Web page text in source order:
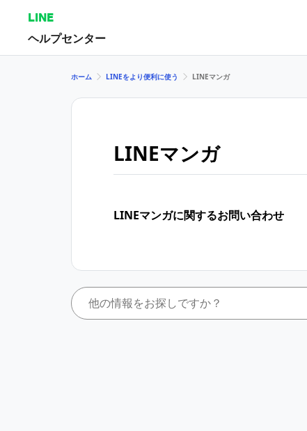
LINE
ヘルプセンター
ホーム LINEをより便利に使う LINEマンガ
LINEマンガ
LINEマンガに関するお問い合わせ